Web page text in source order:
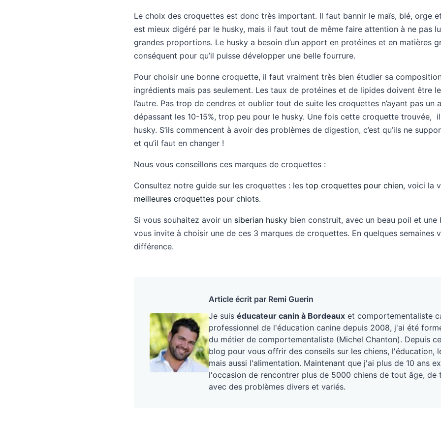
Le choix des croquettes est donc très important. Il faut bannir le maïs, blé, orge
est mieux digéré par le husky, mais il faut tout de même faire attention à ne pas
grandes proportions. Le husky a besoin d’un apport en protéines et en matières
conséquent pour qu’il puisse développer une belle fourrure.
Pour choisir une bonne croquette, il faut vraiment très bien étudier sa
ingrédients mais pas seulement. Les taux de protéines et de lipides doivent être
l’autre. Pas trop de cendres et oublier tout de suite les croquettes n’ayant pas un
dépassant les 10-15%, trop peu pour le husky. Une fois cette croquette trouvée,
husky. S’ils commencent à avoir des problèmes de digestion, c’est qu’ils ne
et qu’il faut en changer !
Nous vous conseillons ces marques de croquettes :
Consultez notre guide sur les croquettes : les top croquettes pour chien, voici la
meilleures croquettes pour chiots.
Si vous souhaitez avoir un siberian husky bien construit, avec un beau poil et une
vous invite à choisir une de ces 3 marques de croquettes. En quelques semaines
différence.
Article écrit par Remi Guerin
Je suis éducateur canin à Bordeaux et comportementaliste
professionnel de l'éducation canine depuis 2008, j'ai été
du métier de comportementaliste (Michel Chanton). Depuis
blog pour vous offrir des conseils sur les chiens, l'éducation,
mais aussi l'alimentation. Maintenant que j'ai plus de 10 ans
l'occasion de rencontrer plus de 5000 chiens de tout âge, de
avec des problèmes divers et variés.